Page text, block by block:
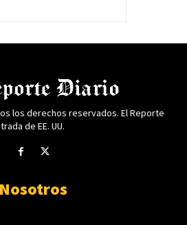
los derechos reservados. El Reporte
de EE. UU.
Nosotros